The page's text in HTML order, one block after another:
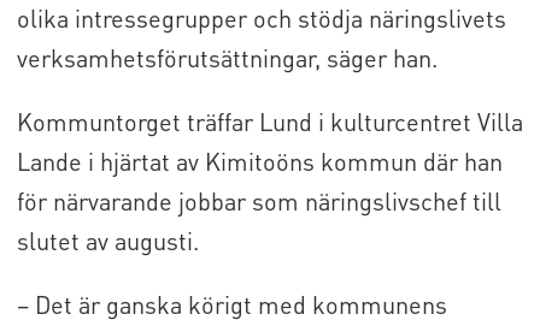
olika intressegrupper och stödja näringslivets
verksamhetsförutsättningar, säger han.
Kommuntorget träffar Lund i kulturcentret Villa
Lande i hjärtat av Kimitoöns kommun där han
för närvarande jobbar som näringslivschef till
slutet av augusti.
– Det är ganska körigt med kommunens